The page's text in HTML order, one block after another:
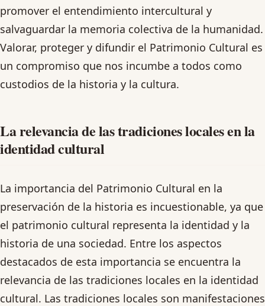
promover el entendimiento intercultural y
salvaguardar la memoria colectiva de la humanidad.
Valorar, proteger y difundir el Patrimonio Cultural es
un compromiso que nos incumbe a todos como
custodios de la historia y la cultura.
La relevancia de las tradiciones locales en la
identidad cultural
La importancia del Patrimonio Cultural en la
preservación de la historia es incuestionable, ya que
el patrimonio cultural representa la identidad y la
historia de una sociedad. Entre los aspectos
destacados de esta importancia se encuentra la
relevancia de las tradiciones locales en la identidad
cultural. Las tradiciones locales son manifestaciones